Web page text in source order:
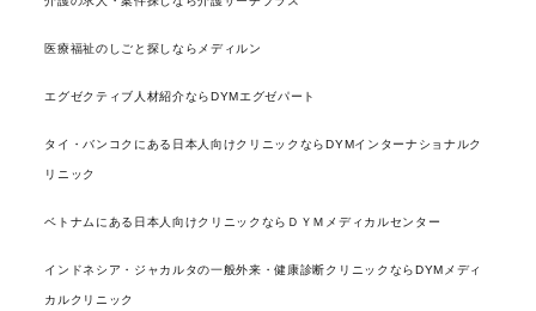
医療福祉のしごと探しならメディルン
エグゼクティブ人材紹介ならDYMエグゼパート
タイ・バンコクにある日本人向けクリニックならDYMインターナショナルク
リニック
ベトナムにある日本人向けクリニックならＤＹＭメディカルセンター
インドネシア・ジャカルタの一般外来・健康診断クリニックならDYMメディ
カルクリニック